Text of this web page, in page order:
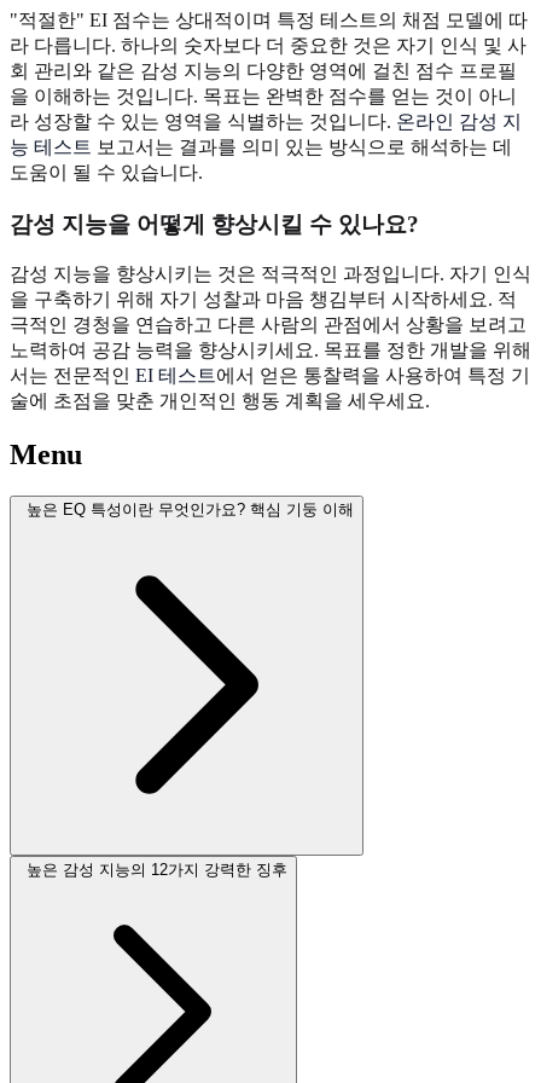
"적절한" EI 점수는 상대적이며 특정 테스트의 채점 모델에 따
라 다릅니다. 하나의 숫자보다 더 중요한 것은 자기 인식 및 사
회 관리와 같은 감성 지능의 다양한 영역에 걸친 점수 프로필
을 이해하는 것입니다. 목표는 완벽한 점수를 얻는 것이 아니
라 성장할 수 있는 영역을 식별하는 것입니다. 온라인 감성 지
능 테스트 보고서는 결과를 의미 있는 방식으로 해석하는 데
도움이 될 수 있습니다.
감성 지능을 어떻게 향상시킬 수 있나요?
감성 지능을 향상시키는 것은 적극적인 과정입니다. 자기 인식
을 구축하기 위해 자기 성찰과 마음 챙김부터 시작하세요. 적
극적인 경청을 연습하고 다른 사람의 관점에서 상황을 보려고
노력하여 공감 능력을 향상시키세요. 목표를 정한 개발을 위해
서는 전문적인 EI 테스트에서 얻은 통찰력을 사용하여 특정 기
술에 초점을 맞춘 개인적인 행동 계획을 세우세요.
Menu
높은 EQ 특성이란 무엇인가요? 핵심 기둥 이해
높은 감성 지능의 12가지 강력한 징후